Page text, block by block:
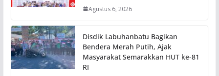
Agustus 6, 2026
Disdik Labuhanbatu Bagikan
Bendera Merah Putih, Ajak
Masyarakat Semarakkan HUT ke-81
RI